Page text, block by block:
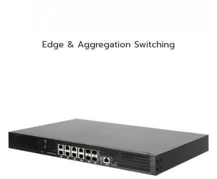
Edge & Aggregation Switching